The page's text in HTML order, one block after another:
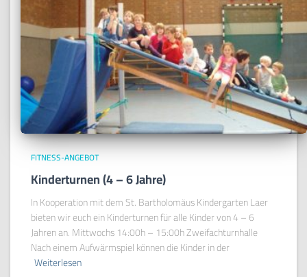
FITNESS-ANGEBOT
Kinderturnen (4 – 6 Jahre)
In Kooperation mit dem St. Bartholomäus Kindergarten Laer
bieten wir euch ein Kinderturnen für alle Kinder von 4 – 6
Jahren an. Mittwochs 14:00h – 15:00h Zweifachturnhalle
Nach einem Aufwärmspiel können die Kinder in der
Weiterlesen